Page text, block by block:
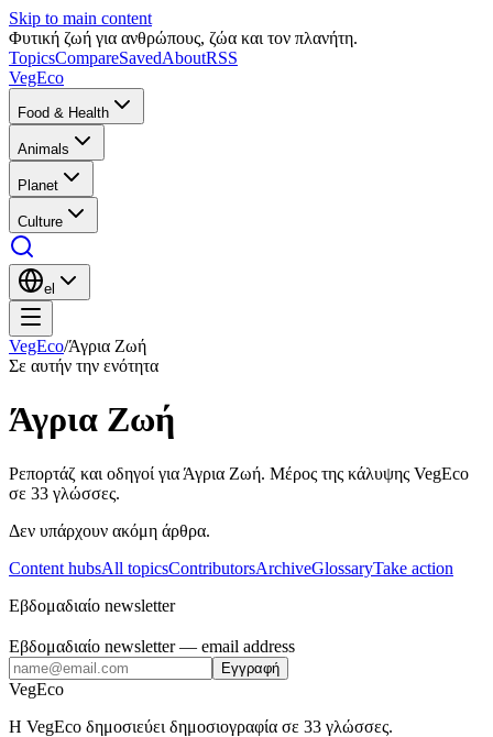
Skip to main content
Φυτική ζωή για ανθρώπους, ζώα και τον πλανήτη.
TopicsCompareSavedAboutRSS
VegEco
Food & Health
Animals
Planet
Culture
el
VegEco/Άγρια Ζωή
Σε αυτήν την ενότητα
Άγρια Ζωή
Ρεπορτάζ και οδηγοί για Άγρια Ζωή. Μέρος της κάλυψης VegEco
σε 33 γλώσσες.
Δεν υπάρχουν ακόμη άρθρα.
Content hubsAll topicsContributorsArchiveGlossaryTake action
Εβδομαδιαίο newsletter
Εβδομαδιαίο newsletter— email address
Εγγραφή
VegEco
Η VegEco δημοσιεύει δημοσιογραφία σε 33 γλώσσες.